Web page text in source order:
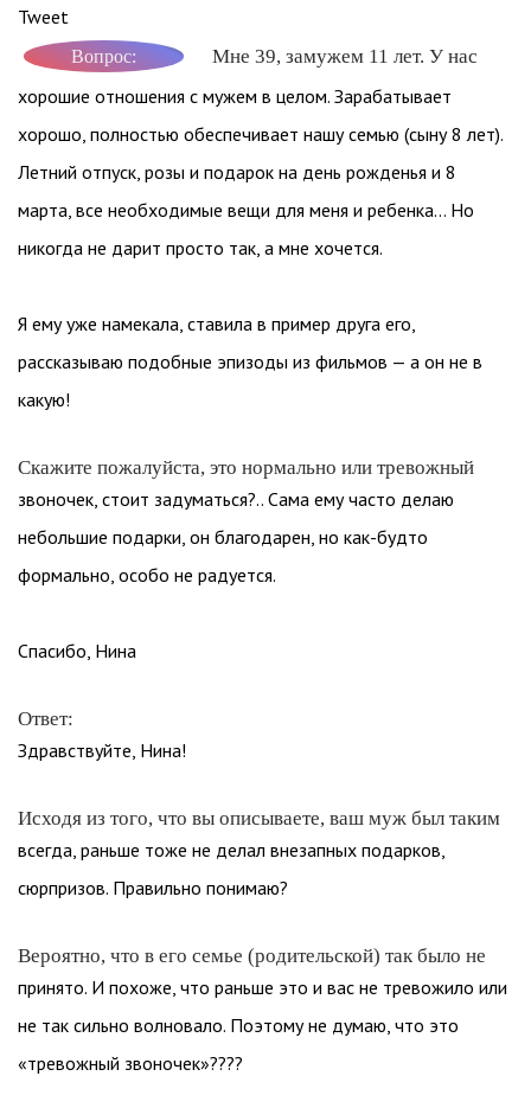
Tweet
Вопрос: Мне 39, замужем 11 лет. У нас
хорошие отношения с мужем в целом. Зарабатывает
хорошо, полностью обеспечивает нашу семью (сыну 8 лет).
Летний отпуск, розы и подарок на день рожденья и 8
марта, все необходимые вещи для меня и ребенка… Но
никогда не дарит просто так, а мне хочется.
Я ему уже намекала, ставила в пример друга его,
рассказываю подобные эпизоды из фильмов — а он не в
какую!
Скажите пожалуйста, это нормально или тревожный
звоночек, стоит задуматься?.. Сама ему часто делаю
небольшие подарки, он благодарен, но как-будто
формально, особо не радуется.
Спасибо, Нина
Ответ:
Здравствуйте, Нина!
Исходя из того, что вы описываете, ваш муж был таким
всегда, раньше тоже не делал внезапных подарков,
сюрпризов. Правильно понимаю?
Вероятно, что в его семье (родительской) так было не
принято. И похоже, что раньше это и вас не тревожило или
не так сильно волновало. Поэтому не думаю, что это
«тревожный звоночек»????